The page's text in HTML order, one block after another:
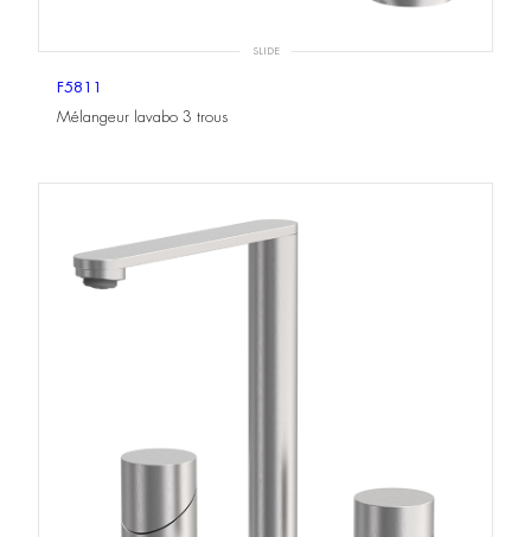
SLIDE
F5811
Mélangeur lavabo 3 trous